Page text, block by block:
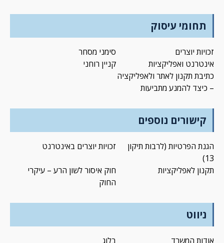
תחומי עיסוק
זכויות יוצרים
סימני מסחר
אינטרנט ואפליקציות
קניין רוחני
כתיבת תקנון לאתר ולאפליקציה
– כיצד להמנע מתביעות
קישורים נוספים
הגנת הפרטיות (לרבות תיקון
13)
זכויות יוצרים באינטרנט
תקנון לאפליקציות
חוק איסור לשון הרע – עיקרי
החוק
ניווט
אודות המשרד בלוג